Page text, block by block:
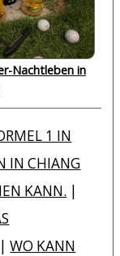
Nachtleben in
1 IN
IN CHIANG
KANN. |
|WO KANN